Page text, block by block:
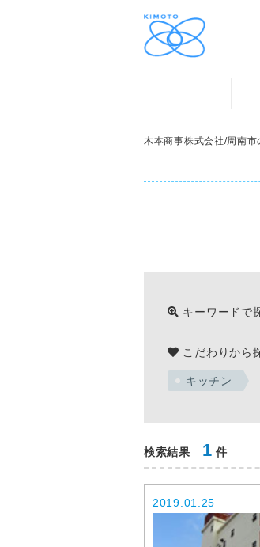
木本商事株式会社/周南市
キーワードで
こだわりから
キッチン
検索結果 1 件
2019.01.25